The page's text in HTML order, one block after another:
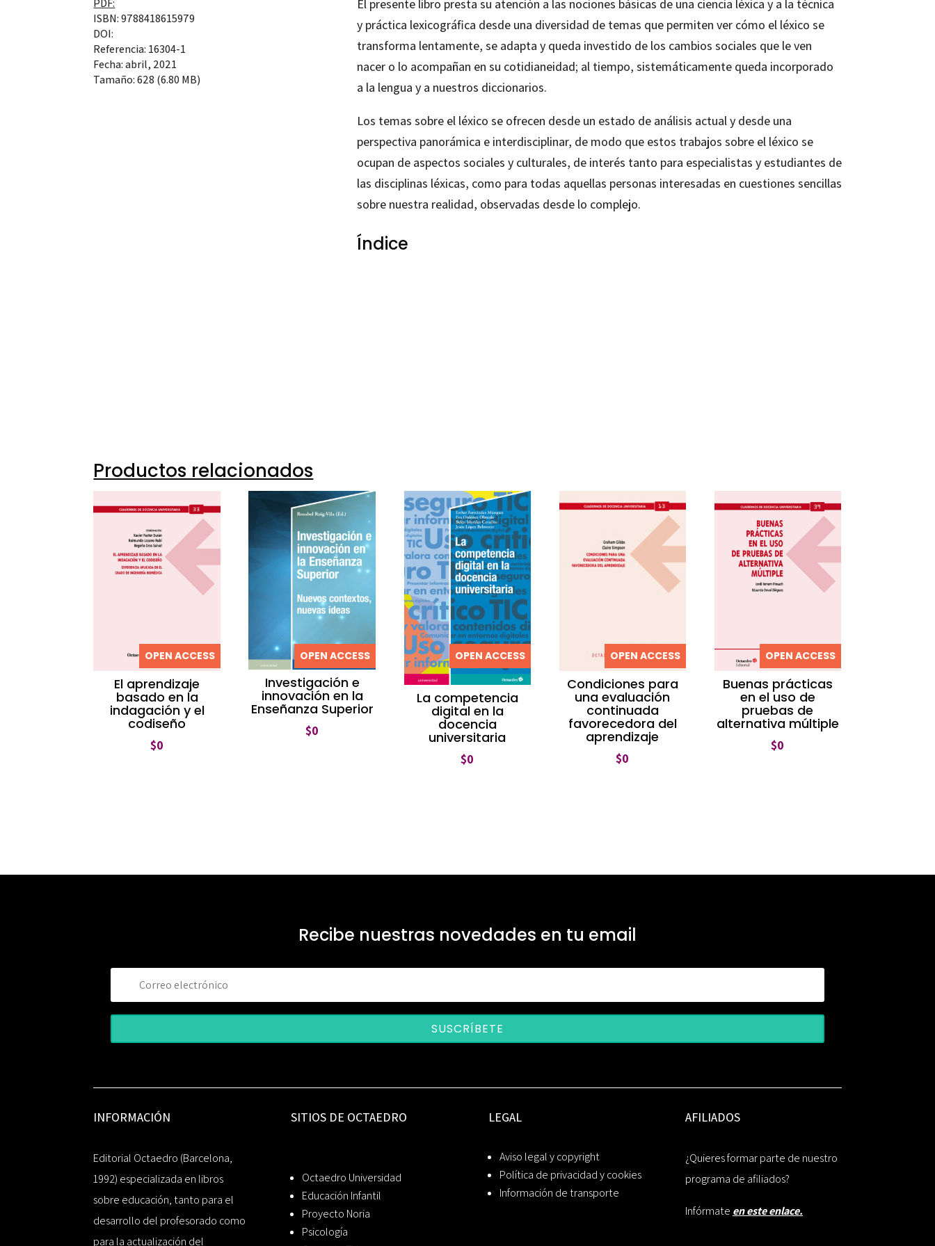
PDF:
ISBN: 9788418615979
DOI:
Referencia: 16304-1
Fecha: abril, 2021
Tamaño: 628 (6.80 MB)
El presente libro presta su atención a las nociones básicas de una ciencia léxica y a la técnica
y práctica lexicográfica desde una diversidad de temas que permiten ver cómo el léxico se
transforma lentamente, se adapta y queda investido de los cambios sociales que le ven
nacer o lo acompañan en su cotidianeidad; al tiempo, sistemáticamente queda incorporado
a la lengua y a nuestros diccionarios.
Los temas sobre el léxico se ofrecen desde un estado de análisis actual y desde una
perspectiva panorámica e interdisciplinar, de modo que estos trabajos sobre el léxico se
ocupan de aspectos sociales y culturales, de interés tanto para especialistas y estudiantes de
las disciplinas léxicas, como para todas aquellas personas interesadas en cuestiones sencillas
sobre nuestra realidad, observadas desde lo complejo.
Índice
Productos relacionados
OPEN ACCESS
El aprendizaje
basado en la
indagación y el
codiseño
$0
OPEN ACCESS
Investigación e
innovación en la
Enseñanza Superior
$0
OPEN ACCESS
La competencia
digital en la
docencia
universitaria
$0
OPEN ACCESS
Condiciones para
una evaluación
continuada
favorecedora del
aprendizaje
$0
OPEN ACCESS
Buenas prácticas
en el uso de
pruebas de
alternativa múltiple
$0
Recibe nuestras novedades en tu email
SUSCRÍBETE
INFORMACIÓN
Editorial Octaedro (Barcelona,
1992) especializada en libros
sobre educación, tanto para el
desarrollo del profesorado como
para la actualización del
SITIOS DE OCTAEDRO
Octaedro Universidad
Educación Infantil
Proyecto Noria
Psicología
LEGAL
Aviso legal y copyright
Política de privacidad y cookies
Información de transporte
AFILIADOS
¿Quieres formar parte de nuestro
programa de afiliados?
Infórmate en este enlace.